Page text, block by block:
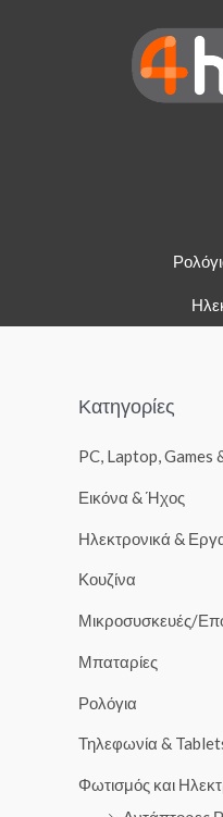
Κατηγορίες
PC, Laptop, Games
Εικόνα & Ήχος
Ηλεκτρονικά &
Κουζίνα
Μικροσυσκευές/
Μπαταρίες
Ρολόγια
Τηλεφωνία &
Φωτισμός και